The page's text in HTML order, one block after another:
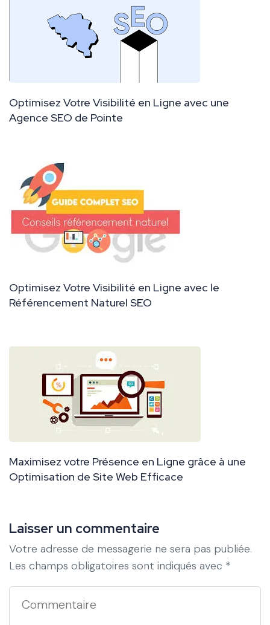
Optimisez Votre Visibilité en Ligne avec une
Agence SEO de Pointe
Optimisez Votre Visibilité en Ligne avec le
Référencement Naturel SEO
Maximisez votre Présence en Ligne grâce à une
Optimisation de Site Web Efficace
Laisser un commentaire
Votre adresse de messagerie ne sera pas publiée.
Les champs obligatoires sont indiqués avec *